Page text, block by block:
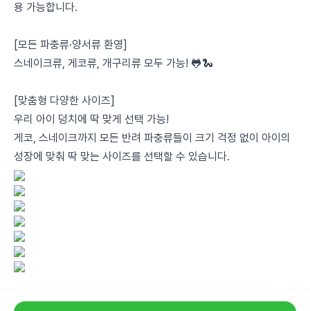
용 가능합니다.
[모든 파충류·양서류 환영]
스네이크류, 게코류, 개구리류 모두 가능! 🐸🐍
[맞춤형 다양한 사이즈]
우리 아이 덩치에 딱 맞게 선택 가능!
게코, 스네이크까지 모든 반려 파충류들이 크기 걱정 없이 아이의
성장에 맞춰 딱 맞는 사이즈를 선택할 수 있습니다.